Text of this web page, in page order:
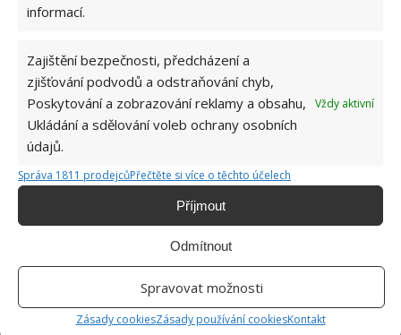
informací.
Zajištění bezpečnosti, předcházení a
zjišťování podvodů a odstraňování chyb,
Poskytování a zobrazování reklamy a obsahu,
Ukládání a sdělování voleb ochrany osobních
údajů.
Vždy aktivní
Správa 1811 prodejcůPřečtěte si více o těchto účelech
Příjmout
Odmítnout
Spravovat možnosti
Zásady cookiesZásady používání cookiesKontakt
potrubím
10.8.2026
Sháníte zajímavé tipy jak vylepšit Váš domov? Originální nápady,
aktuální trendy, praktické rady i inspirativní fotografie najdete na
stránkách internetového magazínuBydlimeutulne.cz.